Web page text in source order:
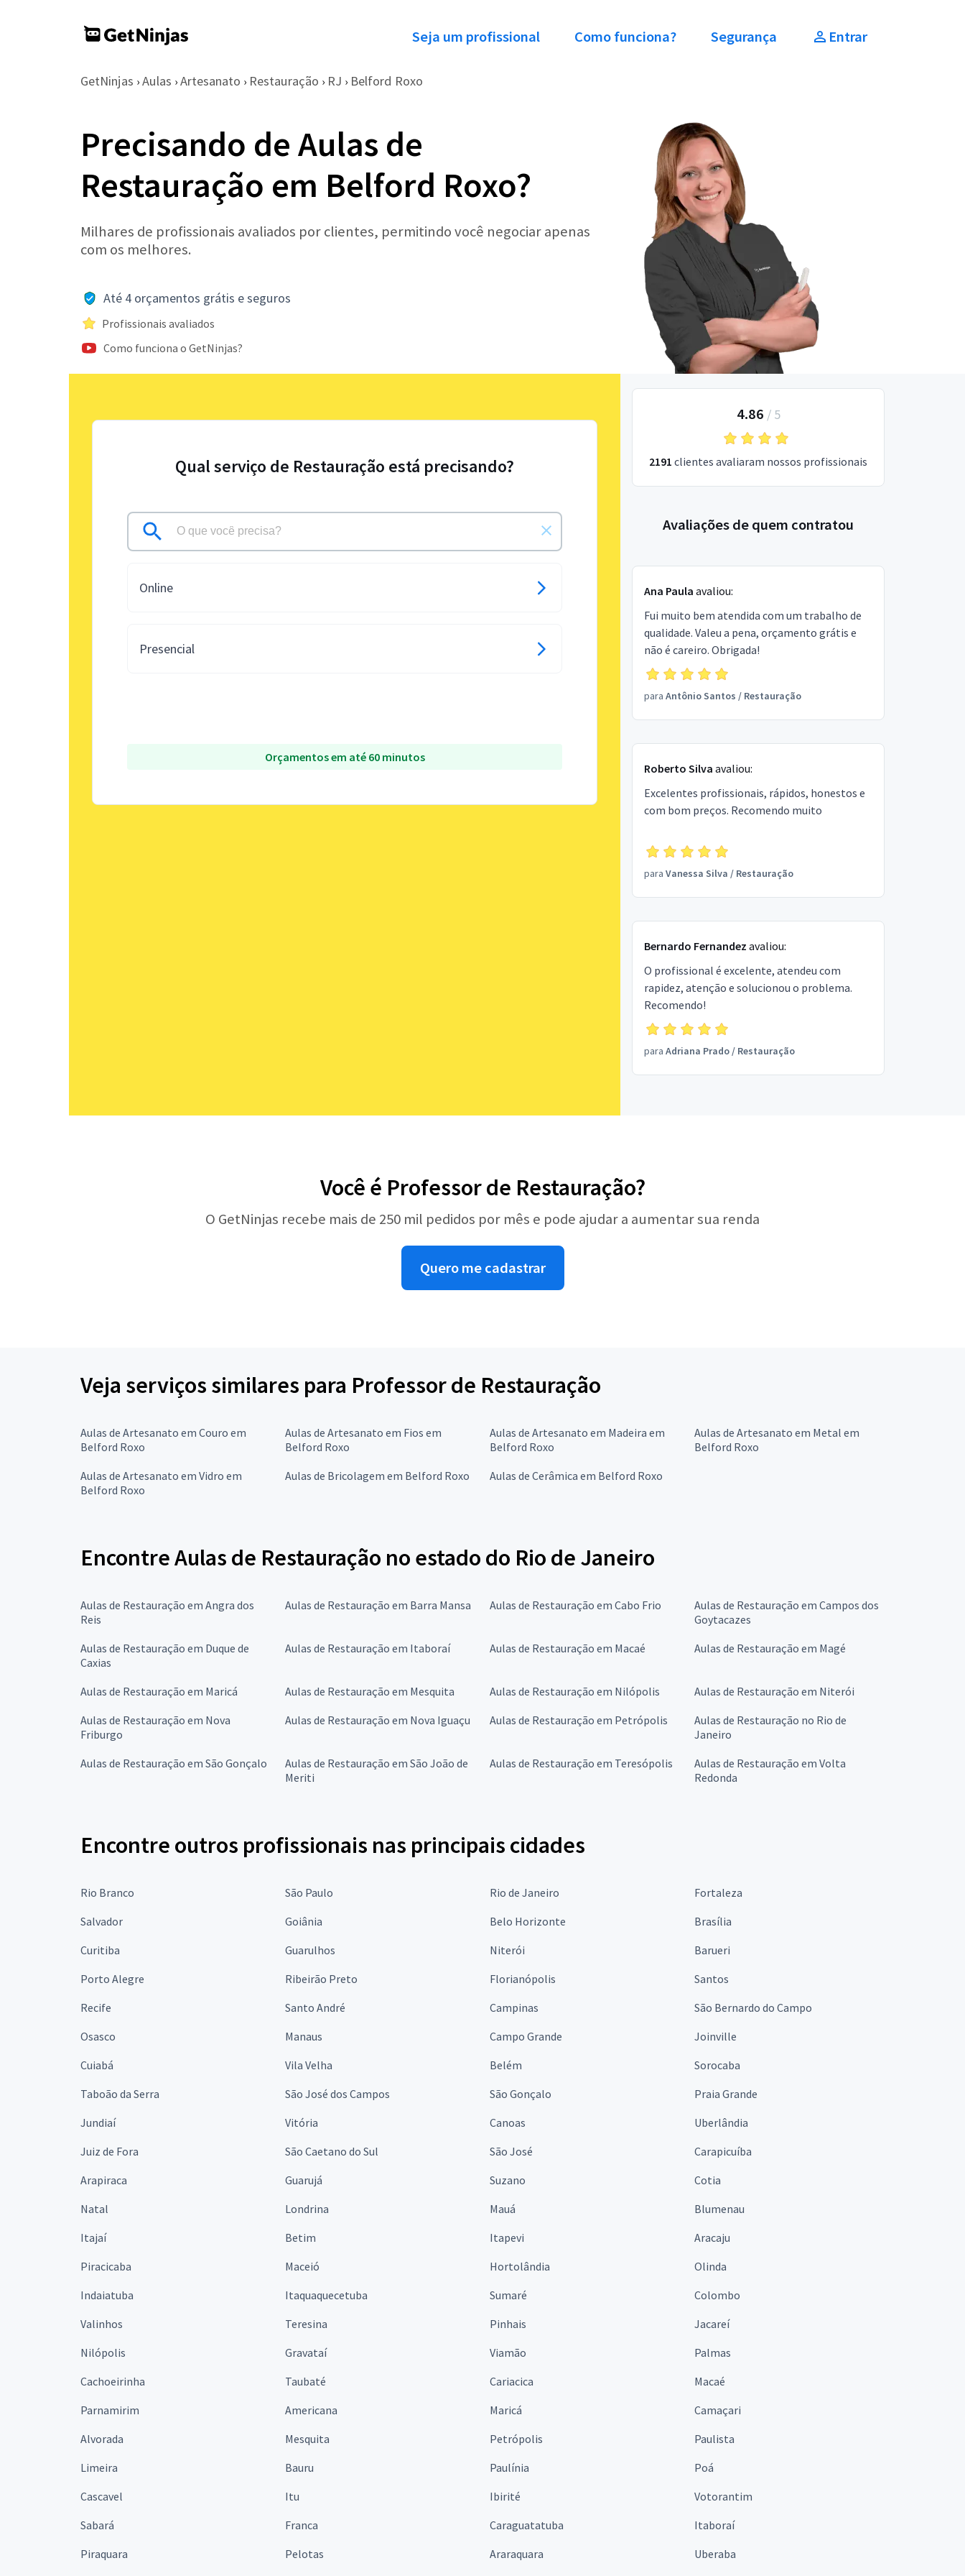
Seja um profissional Como funciona? Segurança Entrar
GetNinjas › Aulas › Artesanato › Restauração › RJ › Belford Roxo
Precisando de Aulas de
Restauração em Belford Roxo?
Milhares de profissionais avaliados por clientes, permitindo você negociar apenas
com os melhores.
Até 4 orçamentos grátis e seguros
Profissionais avaliados
Como funciona o GetNinjas?
Qual serviço de Restauração está precisando?
Online
Presencial
Orçamentos em até 60 minutos
4.86 / 5
2191 clientes avaliaram nossos profissionais
Avaliações de quem contratou
Ana Paula avaliou:
Fui muito bem atendida com um trabalho de
qualidade. Valeu a pena, orçamento grátis e
não é careiro. Obrigada!
para Antônio Santos / Restauração
Roberto Silva avaliou:
Excelentes profissionais, rápidos, honestos e
com bom preços. Recomendo muito
para Vanessa Silva / Restauração
Bernardo Fernandez avaliou:
O profissional é excelente, atendeu com
rapidez, atenção e solucionou o problema.
Recomendo!
para Adriana Prado/ Restauração
Você é Professor de Restauração?
O GetNinjas recebe mais de 250 mil pedidos por mês e pode ajudar a aumentar sua renda
Quero me cadastrar
Veja serviços similares para Professor de Restauração
Aulas de Artesanato em Couro em
Belford Roxo
Aulas de Artesanato em Fios em
Belford Roxo
Aulas de Artesanato em Madeira em
Belford Roxo
Aulas de Artesanato em Metal em
Belford Roxo
Aulas de Artesanato em Vidro em
Belford Roxo
Aulas de Bricolagem em Belford Roxo Aulas de Cerâmica em Belford Roxo
Encontre Aulas de Restauração no estado do Rio de Janeiro
Aulas de Restauração em Angra dos
Reis
Aulas de Restauração em Barra Mansa Aulas de Restauração em Cabo Frio
Aulas de Restauração em Campos dos
Goytacazes
Aulas de Restauração em Duque de
Caxias
Aulas de Restauração em Itaboraí Aulas de Restauração em Macaé Aulas de Restauração em Magé
Aulas de Restauração em Maricá Aulas de Restauração em Mesquita Aulas de Restauração em Nilópolis
Aulas de Restauração em Niterói
Aulas de Restauração em Nova
Friburgo
Aulas de Restauração em Nova Iguaçu Aulas de Restauração em Petrópolis
Aulas de Restauração no Rio de
Janeiro
Aulas de Restauração em São Gonçalo
Aulas de Restauração em São João de
Meriti
Aulas de Restauração em Teresópolis
Aulas de Restauração em Volta
Redonda
Encontre outros profissionais nas principais cidades
Rio Branco São Paulo Rio de Janeiro
Fortaleza
Salvador
Goiânia Belo Horizonte
Brasília
Curitiba
Guarulhos Niterói
Barueri
Porto Alegre
Ribeirão Preto Florianópolis
Santos
Recife
Santo André Campinas
São Bernardo do Campo
Osasco
Manaus Campo Grande
Joinville
Cuiabá
Vila Velha Belém
Sorocaba
Taboão da Serra
São José dos Campos São Gonçalo
Praia Grande
Jundiaí
Vitória Canoas
Uberlândia
Juiz de Fora
São Caetano do Sul São José
Carapicuíba
Arapiraca
Guarujá Suzano
Cotia
Natal
Londrina Mauá
Blumenau
Itajaí
Betim Itapevi
Aracaju
Piracicaba
Maceió Hortolândia
Olinda
Indaiatuba
Itaquaquecetuba Sumaré
Colombo
Valinhos
Teresina Pinhais
Jacareí
Nilópolis
Gravataí Viamão
Palmas
Cachoeirinha
Taubaté Cariacica
Macaé
Parnamirim
Americana Maricá
Camaçari
Alvorada
Mesquita Petrópolis
Paulista
Limeira
Bauru Paulínia
Poá
Cascavel
Itu Ibirité
Votorantim
Sabará
Franca Caraguatatuba
Itaboraí
Piraquara
Pelotas Araraquara
Uberaba